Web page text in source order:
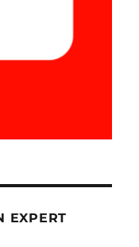
EXPERT